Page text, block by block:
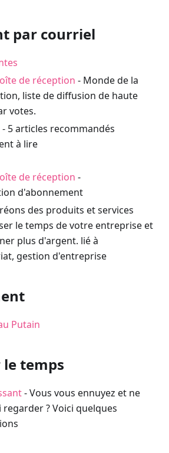
par courriel
de réception - Monde de la
liste de diffusion de haute
votes.
- 5 articles recommandés
à lire
de réception -
d'abonnement
des produits et services
le temps de votre entreprise et
plus d'argent. lié à
gestion d'entreprise
Putain
le temps
- Vous vous ennuyez et ne
regarder ? Voici quelques